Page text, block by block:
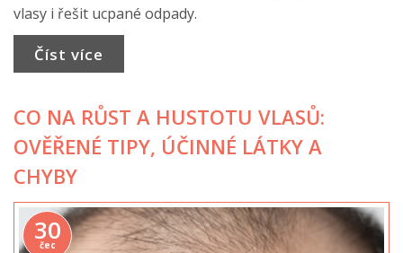
vlasy i řešit ucpané odpady.
Číst více
CO NA RŮST A HUSTOTU VLASŮ:
OVĚŘENÉ TIPY, ÚČINNÉ LÁTKY A
CHYBY
30
čec